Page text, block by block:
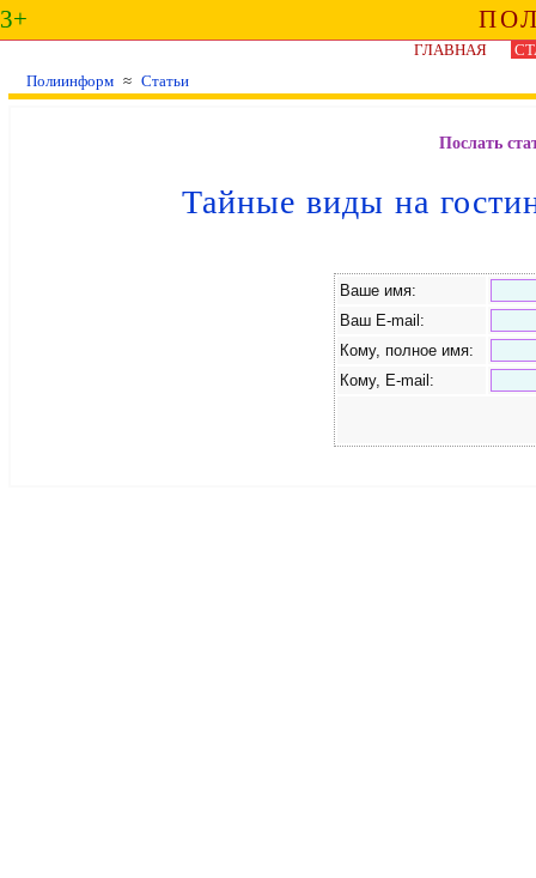
3+
ГЛАВНАЯ
Полиинформ ≈ Статьи
Послать
Тайные виды на
Ваше имя:
Ваш E-mail:
Кому, полное имя:
Кому, E-mail: